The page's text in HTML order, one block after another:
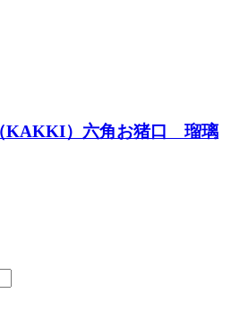
KAKKI）六角お猪口 瑠璃